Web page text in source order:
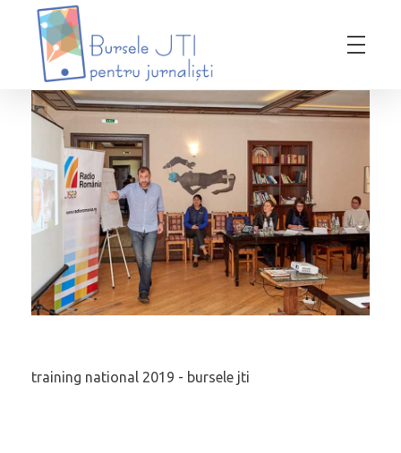
Bursele JTI pentru Jurnalisti
training national 2019 - bursele jti